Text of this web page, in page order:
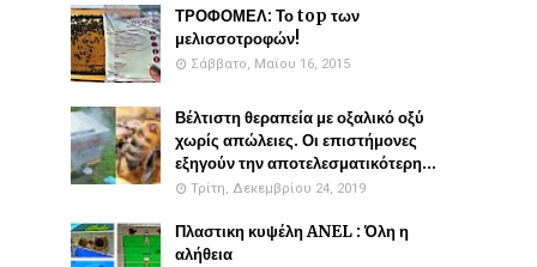
ΤΡΟΦΟΜΕΛ: Το top των
μελισσοτροφών!
Σάββατο, Μαΐου 16, 2015
Βέλτιστη θεραπεία με οξαλικό οξύ
χωρίς απώλειες. Οι επιστήμονες
εξηγούν την αποτελεσματικότερη...
Τρίτη, Δεκεμβρίου 24, 2019
Πλαστικη κυψέλη ANEL : Όλη η
αλήθεια